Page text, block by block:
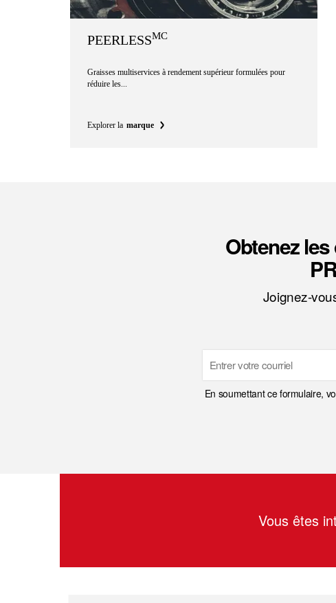
PEERLESSMC
Graisses multiservices à rendement supérieur formulées pour
réduire les...
Explorer la marque
Obtenez
Joignez-
Email
En soumettant ce formulaire,
Vous êtes